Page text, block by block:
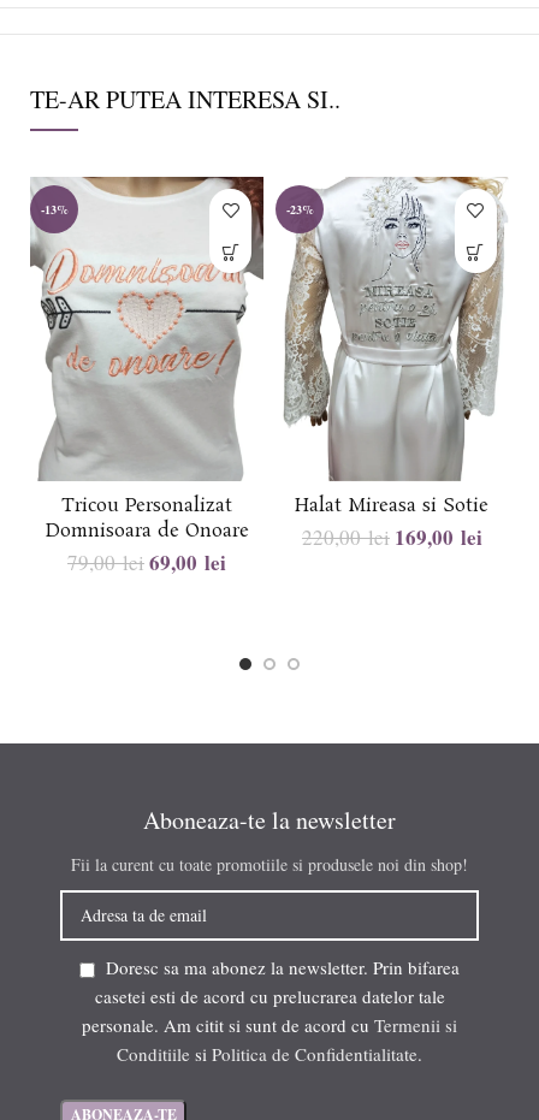
TE-AR PUTEA INTERESA SI..
-13%
Tricou Personalizat
Domnisoara de Onoare
79,00lei69,00 lei
-23%
Halat Mireasa si Sotie
220,00lei 169,00 lei
Aboneaza-te la newsletter
Fii la curent cu toate promotiile si produsele noi din shop!
Doresc sa ma abonez la newsletter. Prin bifarea
casetei esti de acord cu prelucrarea datelor tale
personale. Am citit si sunt de acord cu Termenii si
Conditiile si Politica de Confidentialitate.